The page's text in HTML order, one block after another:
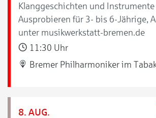
Klanggeschichten und Instrumente
Ausprobieren für 3- bis 6-Jährige,
unter musikwerkstatt-bremen.de
11:30 Uhr
Bremer Philharmoniker im
8. AUG.